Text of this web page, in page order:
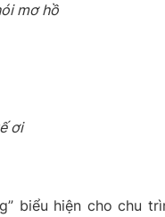
mơ hồ
ơi
biểu hiện cho chu